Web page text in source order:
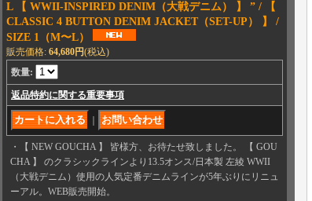
L 【 WWII-INSPIRED DENIM（大戦デニム） 】 ” / 【
CLASSIC 4 BUTTON DENIM JACKET（SET-UP） 】 /
SIZE 1（M〜L）
販売価格: 64,680円(税込)
数量:
返品特約に関する重要事項
・【 NEW GOUCHA 】 皆様方、お待たせ致しました。 【 GOU
CHA 】 のクラシックラインより13.5オンス/日本製 左綾 WWII
（大戦デニム）使用の人気定番デニムラインが5年ぶりにリニュ
ーアル。WEB販売開始。